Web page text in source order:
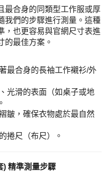
最合身的同類型工作服或厚
我們的步驟進行測量。這種
，也更容易與官網尺寸表進
的最佳方案。
最合身的長袖工作襯衫/外
光滑的表面（如桌子或地
皺，確保衣物處於最自然
捲尺（布尺）。
) 精準測量步驟